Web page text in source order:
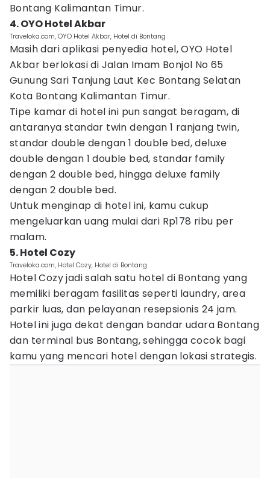
Bontang Kalimantan Timur.
4. OYO Hotel Akbar
Traveloka.com, OYO Hotel Akbar, Hotel di Bontang
Masih dari aplikasi penyedia hotel, OYO Hotel
Akbar berlokasi di Jalan Imam Bonjol No 65
Gunung Sari Tanjung Laut Kec Bontang Selatan
Kota Bontang Kalimantan Timur.
Tipe kamar di hotel ini pun sangat beragam, di
antaranya standar twin dengan 1 ranjang twin,
standar double dengan 1 double bed, deluxe
double dengan 1 double bed, standar family
dengan 2 double bed, hingga deluxe family
dengan 2 double bed.
Untuk menginap di hotel ini, kamu cukup
mengeluarkan uang mulai dari Rp178 ribu per
malam.
5. Hotel Cozy
Traveloka.com, Hotel Cozy, Hotel di Bontang
Hotel Cozy jadi salah satu hotel di Bontang yang
memiliki beragam fasilitas seperti laundry, area
parkir luas, dan pelayanan resepsionis 24 jam.
Hotel ini juga dekat dengan bandar udara Bontang
dan terminal bus Bontang, sehingga cocok bagi
kamu yang mencari hotel dengan lokasi strategis.